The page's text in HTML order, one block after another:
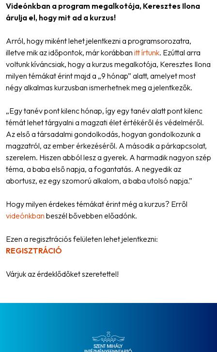
Videónkban a program megalkotója, Keresztes Ilona
árulja el, hogy mit ad a kurzus!
Arról, hogy miként lehet jelentkezni a programsorozatra,
illetve mik az időpontok, már korábban itt írtunk. Ezúttal arra
voltunk kíváncsiak, hogy a kurzus megalkotója, Keresztes Ilona
milyen témákat érint majd a „9 hónap” alatt, amelyet most
négy alkalmas kurzusban ismerhetnek meg a jelentkezők.
„Egy tanév pont kilenc hónap, így egy tanév alatt pont kilenc
témát lehet tárgyalni a magzati élet értékéről és védelméről.
Az első a társadalmi gondolkodás, hogyan gondolkozunk a
magzatról, az ember érkezéséről. A második a párkapcsolat,
szerelem. Hiszen abból lesz a gyerek. A harmadik nagyon szép
téma, a baba első napja, a fogantatás. A negyedik az
abortusz, ez egy szomorú alkalom, a baba utolsó napja.”
Hogy milyen érdekes témákat érint még a kurzus? Erről
videónkban beszél bővebben előadónk.
Ezen a regisztrációs felületen lehet jelentkezni:
REGISZTRÁCIÓ
Várjuk az érdeklődőket szeretettel!